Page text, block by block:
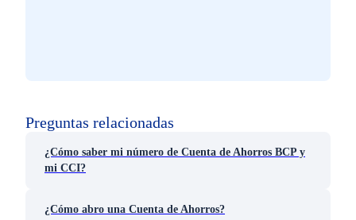
Preguntas relacionadas
¿Cómo saber mi número de Cuenta de Ahorros BCP y
mi CCI?
¿Cómo abro una Cuenta de Ahorros?